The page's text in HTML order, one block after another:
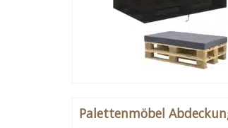
Palettenmöbel